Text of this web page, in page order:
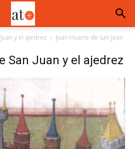
y el ajedrez
Juan Huarte de San Juan
San Juan y el ajedrez